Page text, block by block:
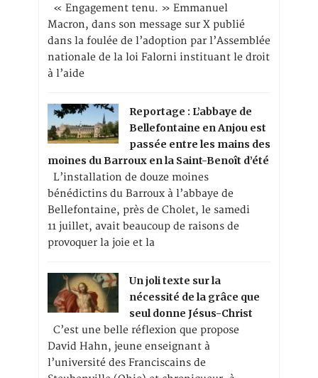
« Engagement tenu. » Emmanuel
Macron, dans son message sur X publié
dans la foulée de l’adoption par l’Assemblée
nationale de la loi Falorni instituant le droit
à l’aide
Reportage : L’abbaye de
Bellefontaine en Anjou est
passée entre les mains des
moines du Barroux en la Saint-Benoît d’été
L’installation de douze moines
bénédictins du Barroux à l’abbaye de
Bellefontaine, près de Cholet, le samedi
11 juillet, avait beaucoup de raisons de
provoquer la joie et la
Un joli texte sur la
nécessité de la grâce que
seul donne Jésus-Christ
C’est une belle réflexion que propose
David Hahn, jeune enseignant à
l’université des Franciscains de